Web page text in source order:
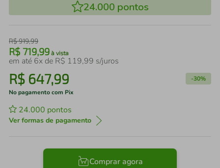
24.000 pontos
R$919,99
R$ 719,99 à vista
em até 6x de R$ 119,99 s/juros
R$ 647,99 -30%
No pagamento com Pix
24.000 pontos
Ver formas de pagamento
Comprar agora